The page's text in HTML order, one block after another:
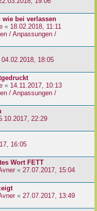
bei verlassen
« 18.02.2018, 11:11
/ Anpassungen /
04.02.2018, 18:05
« 14.11.2017, 10:13
/ Anpassungen /
22:29
16:05
Wort FETT
« 27.07.2017, 15:04
« 27.07.2017, 13:49